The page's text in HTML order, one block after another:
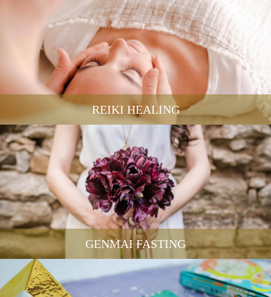
REIKI HEALING
GENMAI FASTING